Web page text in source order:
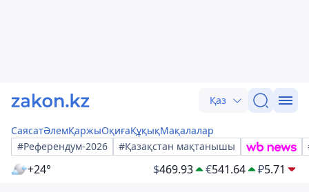
Қаз
СаясатӘлемҚаржыОқиғаҚұқықМақалалар
#Референдум-2026
#Қазақстан мақтанышы
+24° $469.93 €541.64 ₽5.71